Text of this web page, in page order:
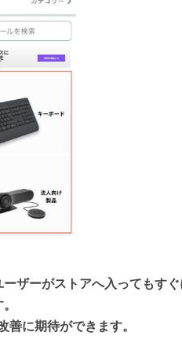
ザーがストアへ入ってもす
善に期待ができます。